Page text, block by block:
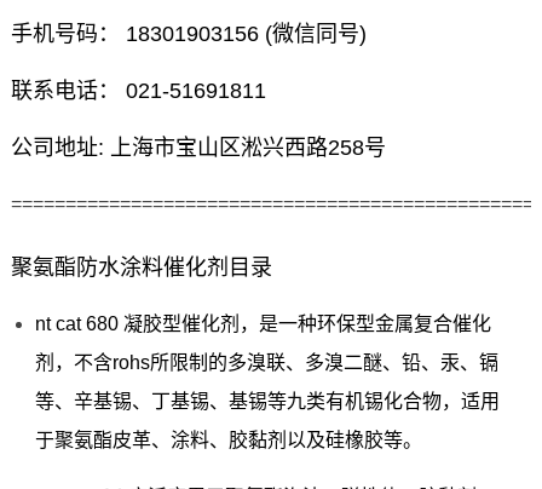
手机号码： 18301903156 (微信同号)
联系电话： 021-51691811
公司地址: 上海市宝山区淞兴西路258号
聚氨酯防水涂料催化剂目录
nt cat 680 凝胶型催化剂，是一种环保型金属复合催化
剂，不含rohs所限制的多溴联、多溴二醚、铅、汞、镉
等、辛基锡、丁基锡、基锡等九类有机锡化合物，适用
于聚氨酯皮革、涂料、胶黏剂以及硅橡胶等。